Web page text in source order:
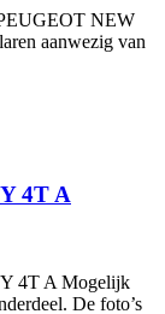
NEW
aanwezig van
4T A
4T A Mogelijk
De foto’s